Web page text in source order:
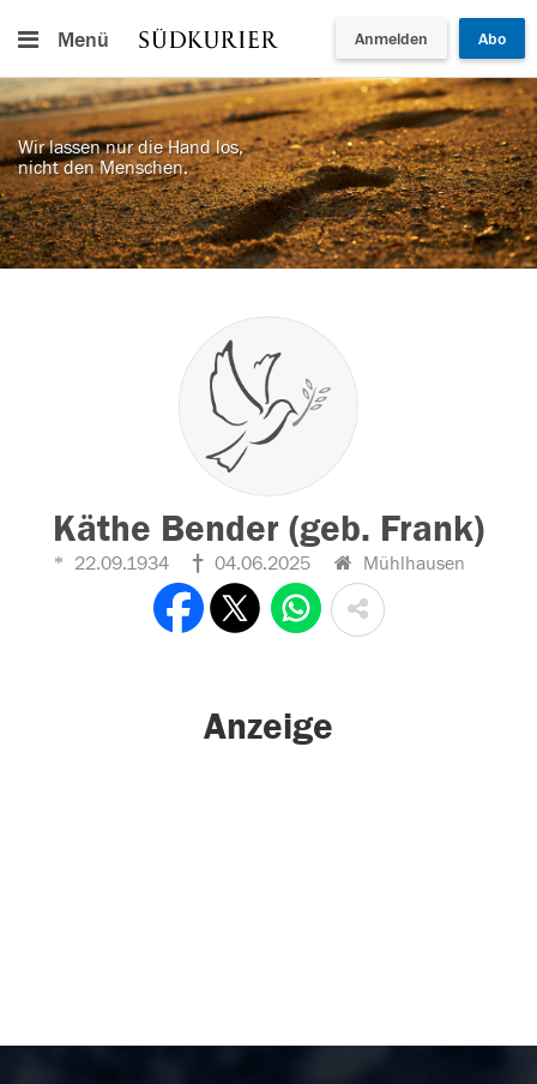
Menü Anmelden Abo
Wir lassen nur die Hand los,
nicht den Menschen.
Käthe Bender (geb. Frank)
22.09.1934 04.06.2025 Mühlhausen
Anzeige